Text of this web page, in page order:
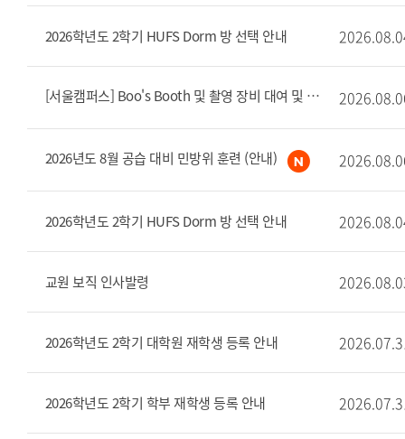
2026학년도 2학기 HUFS Dorm 방 선택 안내
[서울캠퍼스] Boo's Booth 및 촬영 장비 대여 및 반납 장소 변경 안내(8/6~)
2026년도 8월 공습 대비 민방위 훈련 (안내)
2026학년도 2학기 HUFS Dorm 방 선택 안내
교원 보직 인사발령
2026학년도 2학기 대학원 재학생 등록 안내
2026학년도 2학기 학부 재학생 등록 안내